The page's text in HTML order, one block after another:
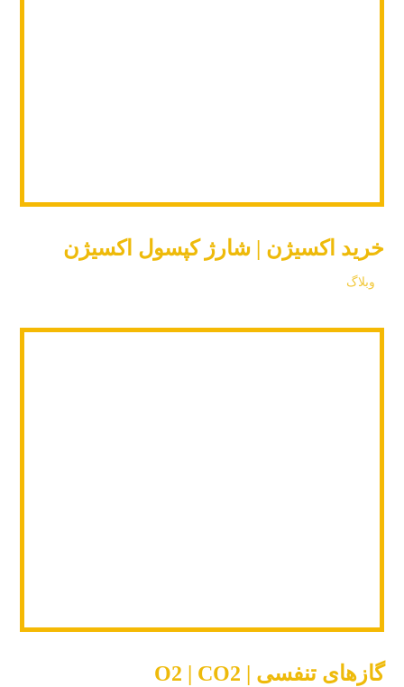
خرید اکسیژن | شارژ کپسول اکسیژن
وبلاگ
گازهای تنفسی | O2 | CO2